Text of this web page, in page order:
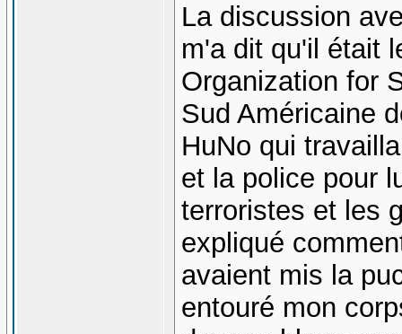
La discussion
m'a dit qu'il était
Organization for
Sud Américaine
HuNo qui
et la police pour
terroristes et les
expliqué
avaient mis la
entouré mon